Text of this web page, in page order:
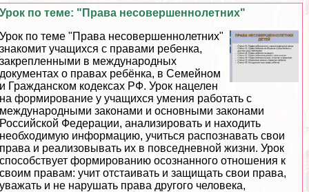
Урок по теме: "Права несовершеннолетних"
Урок по теме "Права несовершеннолетних"
знакомит учащихся с правами ребенка,
закрепленными в международных
документах о правах ребёнка, в Семейном
и Гражданском кодексах РФ. Урок нацелен
на формирование у учащихся умения работать с
международными законами и основными законами
Российской Федерации, анализировать и находить
необходимую информацию, учиться распознавать свои
права и реализовывать их в повседневной жизни. Урок
способствует формированию осознанного отношения к
своим правам: учит отстаивать и защищать свои права,
уважать и не нарушать права другого человека,